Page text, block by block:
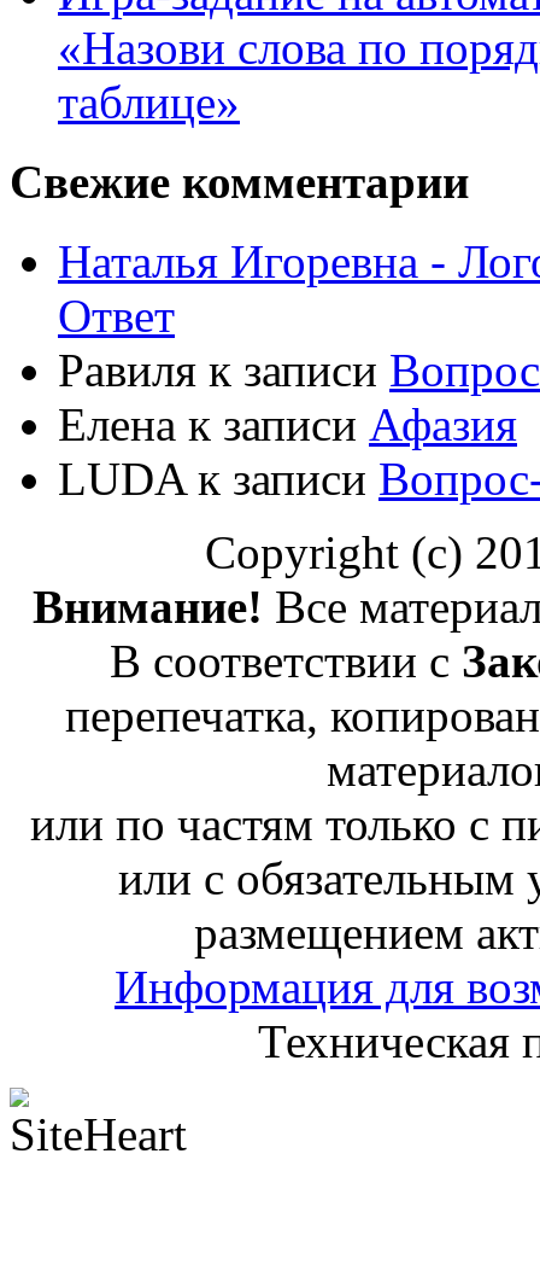
«Назови слова по
таблице»
Свежие комментарии
Наталья Игоревна -
Ответ
Равиля к записи
Елена к записи Афазия
LUDAк записи
Copyright (c)
Внимание! Все
В соответствии с
перепечатка,
или по частям только с
или с
размещением
Информация для
Техническая